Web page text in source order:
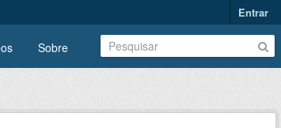
Entrar
Sobre